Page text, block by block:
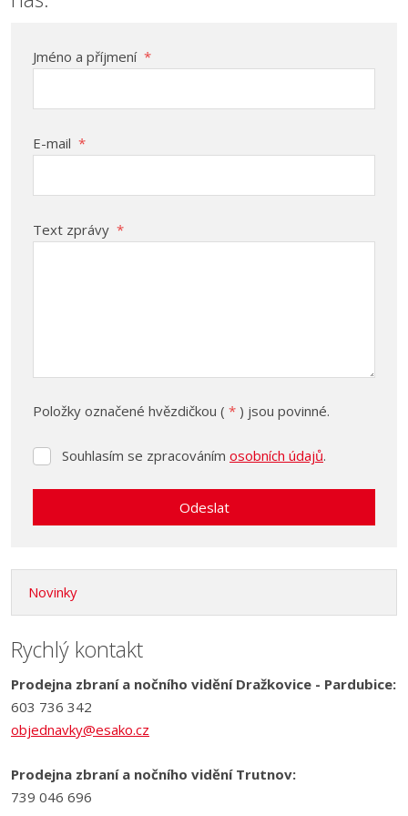
Jméno a příjmení *
E-mail *
Text zprávy *
Položky označené hvězdičkou ( * ) jsou povinné.
Souhlasím
zpracováním
Souhlasím se zpracováním osobních údajů.
Odeslat
se
nepodařilo
odeslat.
Novinky
Rychlý kontakt
Prodejna zbraní a nočního vidění Dražkovice - Pardubice:
603 736 342
objednavky@esako.cz
Prodejna zbraní a nočního vidění Trutnov:
739 046 696